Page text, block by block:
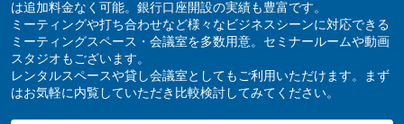
は追加料金なく可能。銀行口座開設の実績も豊富です。
ミーティングや打ち合わせなど様々なビジネスシーンに対応できる
ミーティングスペース・会議室を多数用意。セミナールームや動画
スタジオもございます。
レンタルスペースや貸し会議室としてもご利用いただけます。まず
はお気軽に内覧していただき比較検討してみてください。